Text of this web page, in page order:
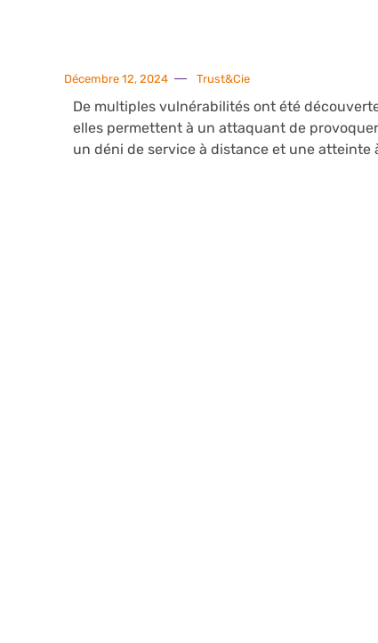
Décembre 12, 2024 Trust&Cie
De multiples vulnérabilités ont été
elles permettent à un attaquant de
un déni de service à distance et une atteinte